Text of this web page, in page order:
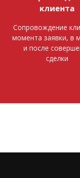
клиента
Сопровождение
момента заявки, в
и после
сделки